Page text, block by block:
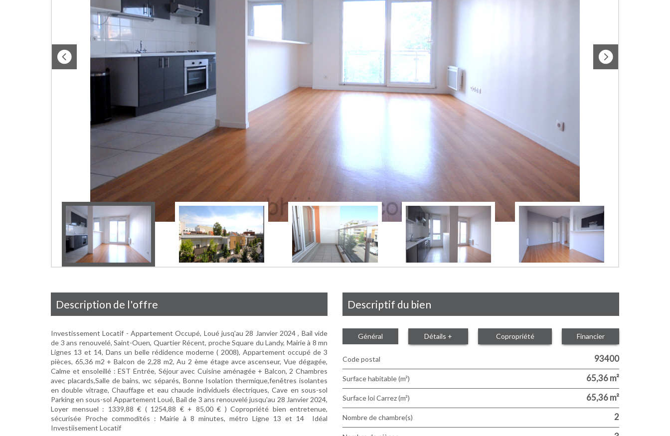
description de l'offre
Investissement Locatif - Appartement Occupé, Loué jusq'au 28 Janvier 2024 , Bail vide
de 3 ans renouvelé, Saint-Ouen, Quartier Récent, proche Square du Landy, Mairie à 8 mn
Lignes 13 et 14, Dans un belle rédidence moderne ( 2008), Appartement occupé de 3
pièces, 65,36 m2 + Balcon de 2,28 m2, Au 2 ème étage avce ascenseur, Vue dégagée,
Calme et ensoleillé : EST Entrée, Séjour avec Cuisine aménagée + Balcon, 2 Chambres
avec placards,Salle de bains, wc séparés, Bonne Isolation thermique,fenêtres isolantes
en double vitrage, Chauffage et eau chaude individuels électriques, Cave en sous-sol
Parking en sous-sol Appartement Loué, Bail de 3 ans renouvelé jusqu'au 28 Janvier 2024,
Loyer mensuel : 1339,88 € ( 1254,88 € + 85,00 € ) Copropriété bien entretenue,
sécurisée Proche commodités : Mairie à 8 minutes, métro Ligne 13 et 14 Idéal
Investiisement Locatif
descriptif du bien
Général Détails + Copropriété Financier
Code postal 93400
Surface habitable (m²) 65,36 m²
Surface loi Carrez (m²) 65,36 m²
Nombre de chambre(s) 2